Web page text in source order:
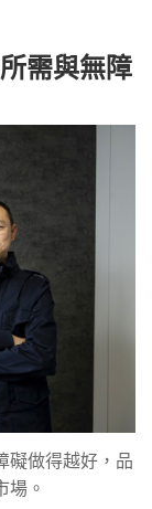
需與無障
礙做得越好，品
場。